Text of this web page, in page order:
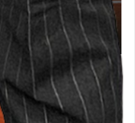
Roland Garros, troppo Alcaraz
per Zverev: il tedesco si
arrende al 5° set